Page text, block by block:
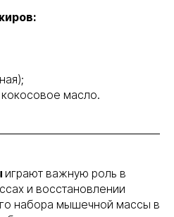
масло.
играют важную роль в
и восстановлении
набора мышечной массы в